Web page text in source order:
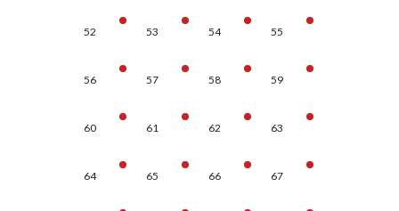
52 53 54 55
56 57 58 59
60 61 62 63
64 65 66 67